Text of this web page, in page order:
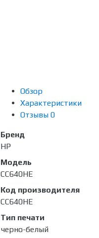
Обзор
Характеристики
Отзывы 0
Бренд
HP
Модель
CC640HE
Код производителя
CC640HE
Тип печати
черно-белый